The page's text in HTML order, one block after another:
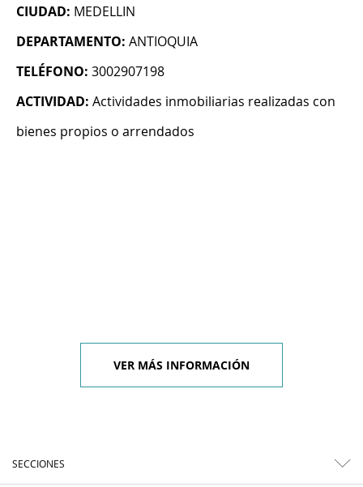
CIUDAD: MEDELLIN
DEPARTAMENTO: ANTIOQUIA
TELÉFONO: 3002907198
ACTIVIDAD: Actividades inmobiliarias realizadas con
bienes propios o arrendados
VER MÁS INFORMACIÓN
SECCIONES